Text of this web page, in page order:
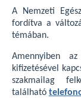
A Nemzeti
fordítva a
témában.
Amennyiben
kifizetésével
szakmailag
található